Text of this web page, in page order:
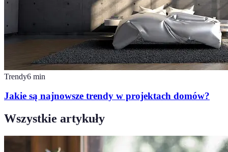
Trendy6 min
Jakie są najnowsze trendy w projektach domów?
Wszystkie artykuły